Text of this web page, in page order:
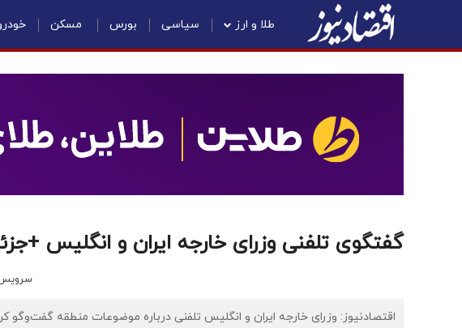
طلا و ارز سیاسی بورس مسکن
گفتگوی تلفنی وزرای خارجه ایران و انگلیس
اقتصادنیوز: وزرای خارجه ایران و انگلیس تلفنی درباره موضوعات منطقه گفت‌وگو